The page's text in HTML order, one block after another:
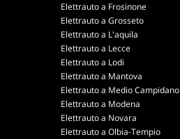
Elettrauto a Frosinone
Elettrauto a Grosseto
Elettrauto a L'aquila
Elettrauto a Lecce
Elettrauto a Lodi
Elettrauto a Mantova
Elettrauto a Medio Campidano
Elettrauto a Modena
Elettrauto a Novara
Elettrauto a Olbia-Tempio